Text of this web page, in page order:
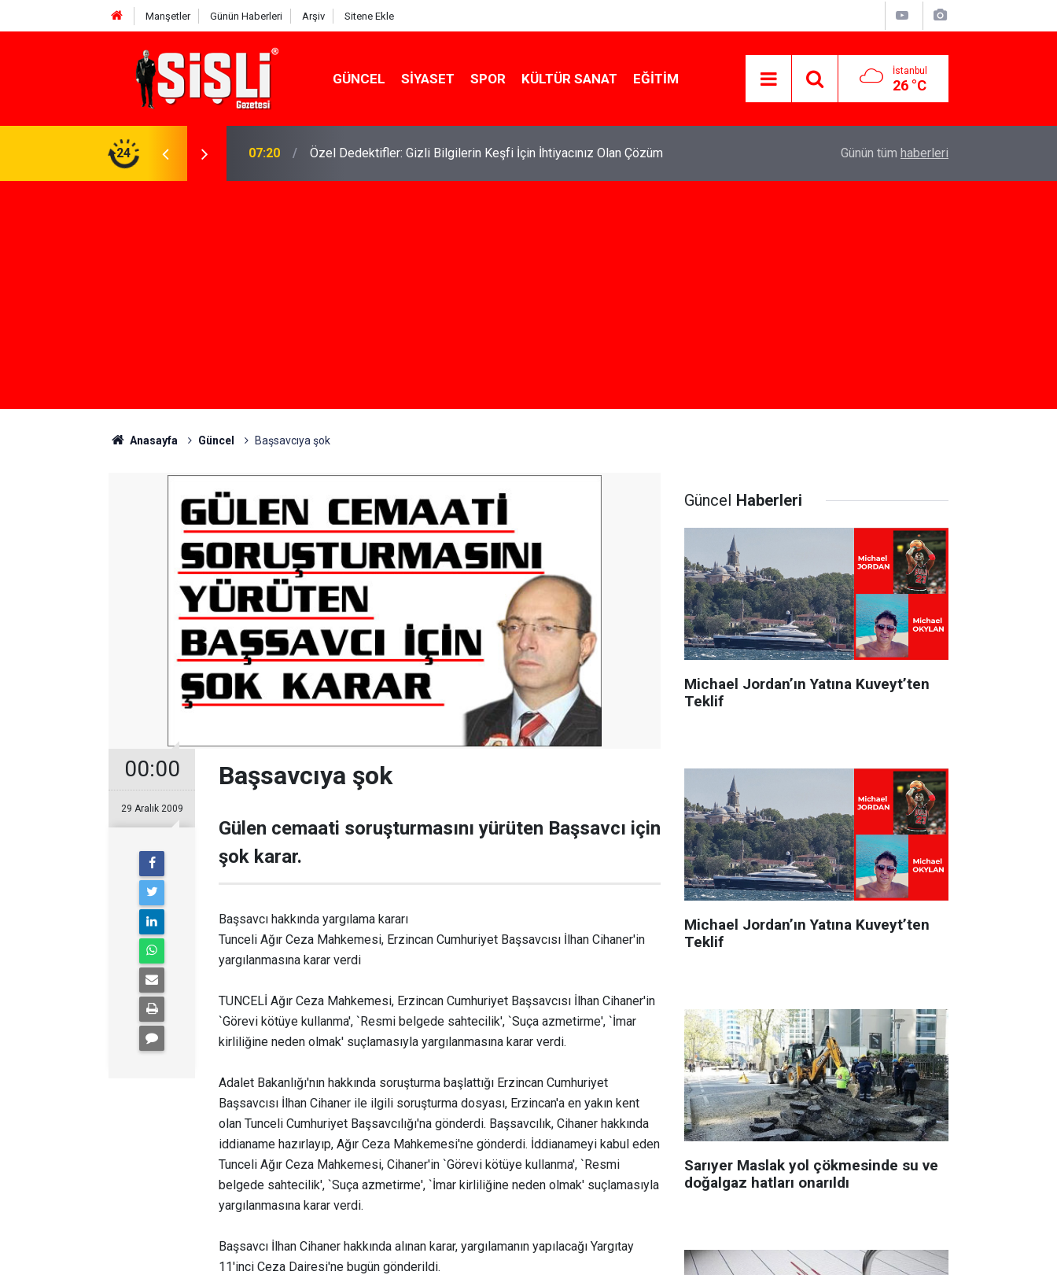
Manşetler Günün Haberleri Arşiv Sitene Ekle
GÜNCEL SIYASET SPOR KÜLTÜR SANAT EĞITIM İstanbul
26 °C
24
İçin İhtiyacınız Olan Çözüm 07:15 İskele'de Kiralık Daire Seçenekleriyle Konforlu Bir Yaşam Yeni İlişkiler İçin Dating App Seçenekleri
Günün tüm haberleri
Anasayfa Güncel Başsavcıya şok
00:00
29 Aralık 2009
Başsavcıya şok
Gülen cemaati soruşturmasını yürüten Başsavcı için
şok karar.
Başsavcı hakkında yargılama kararı
Tunceli Ağır Ceza Mahkemesi, Erzincan Cumhuriyet Başsavcısı İlhan Cihaner'in
yargılanmasına karar verdi
TUNCELİ Ağır Ceza Mahkemesi, Erzincan Cumhuriyet Başsavcısı İlhan Cihaner'in
`Görevi kötüye kullanma', `Resmi belgede sahtecilik', `Suça azmetirme', `İmar
kirliliğine neden olmak' suçlamasıyla yargılanmasına karar verdi.
Adalet Bakanlığı'nın hakkında soruşturma başlattığı Erzincan Cumhuriyet
Başsavcısı İlhan Cihaner ile ilgili soruşturma dosyası, Erzincan'a en yakın kent
olan Tunceli Cumhuriyet Başsavcılığı'na gönderdi. Başsavcılık, Cihaner hakkında
iddianame hazırlayıp, Ağır Ceza Mahkemesi'ne gönderdi. İddianameyi kabul eden
Tunceli Ağır Ceza Mahkemesi, Cihaner'in `Görevi kötüye kullanma', `Resmi
belgede sahtecilik', `Suça azmetirme', `İmar kirliliğine neden olmak' suçlamasıyla
yargılanmasına karar verdi.
Başsavcı İlhan Cihaner hakkında alınan karar, yargılamanın yapılacağı Yargıtay
11'inci Ceza Dairesi'ne bugün gönderildi.
Güncel Haberleri
Michael Jordan’ın Yatına Kuveyt’ten
Teklif
Michael Jordan’ın Yatına Kuveyt’ten
Teklif
Sarıyer Maslak yol çökmesinde su ve
doğalgaz hatları onarıldı